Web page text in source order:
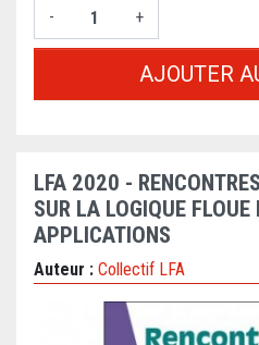
-
+
AJOUTER
LFA 2020 -
SUR LA LOGIQUE FLOUE
APPLICATIONS
Auteur : Collectif LFA